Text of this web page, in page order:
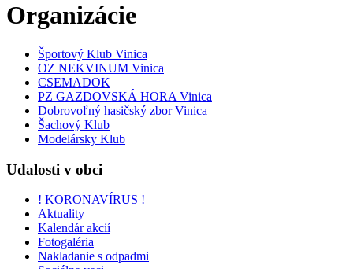
Organizácie
Športový Klub Vinica
OZ NEKVINUM Vinica
CSEMADOK
PZ GAZDOVSKÁ HORA Vinica
Dobrovoľný hasičský zbor Vinica
Šachový Klub
Modelársky Klub
Udalosti v obci
! KORONAVÍRUS !
Aktuality
Kalendár akcií
Fotogaléria
Nakladanie s odpadmi